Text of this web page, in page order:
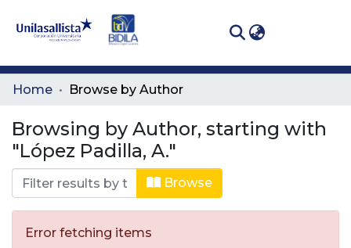
Communities
All of DSpace
Home Browse by Author
Browsing by Author, starting with
"López Padilla, A."
Browse
Error fetching items